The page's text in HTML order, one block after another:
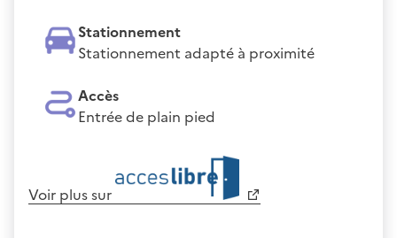
Stationnement
Stationnement adapté à proximité
Accès
Entrée de plain pied
Voir plus sur